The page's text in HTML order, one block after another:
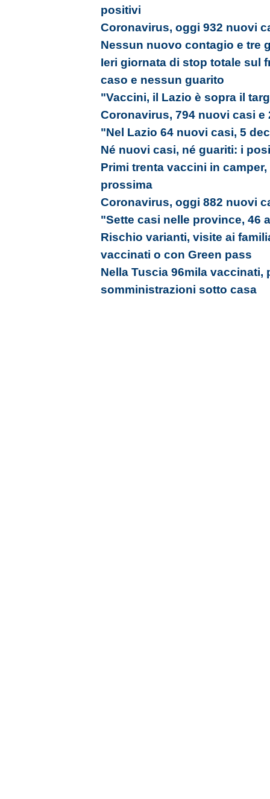
positivi
Coronavirus, oggi 932 nuovi
Nessun nuovo contagio e tre
Ieri giornata di stop totale sul
caso e nessun guarito
"Vaccini, il Lazio è sopra il
Coronavirus, 794 nuovi casi e
"Nel Lazio 64 nuovi casi, 5
Né nuovi casi, né guariti: i
Primi trenta vaccini in
prossima
Coronavirus, oggi 882 nuovi
"Sette casi nelle province, 46
Rischio varianti, visite ai
vaccinati o con Green pass
Nella Tuscia 96mila vaccinati,
somministrazioni sotto casa